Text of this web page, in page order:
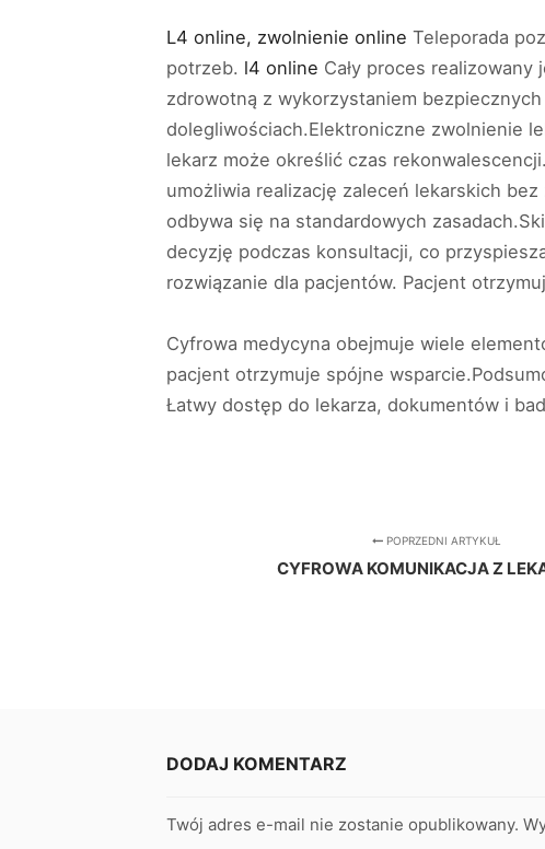
L4 online, zwolnienie online Teleporada
potrzeb. l4 online Cały proces
zdrowotną z wykorzystaniem
dolegliwościach.Elektroniczne zwolnienie
lekarz może określić czas
umożliwia realizację zaleceń lekarskich
odbywa się na standardowych
decyzję podczas konsultacji, co
rozwiązanie dla pacjentów. Pacjent
Cyfrowa medycyna obejmuje wiele
pacjent otrzymuje spójne
Łatwy dostęp do lekarza, dokumentów i
POPRZEDNI ARTYKUŁ
CYFROWA KOMUNIKACJA Z
DODAJ KOMENTARZ
Twój adres e-mail nie zostanie opublikowany.